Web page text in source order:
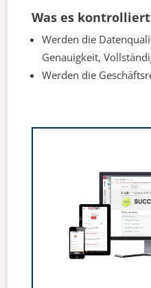
Was es
Werden die
Genauigkeit,
Werden die